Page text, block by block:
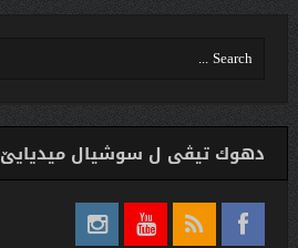
دهوك تیڤی ل سوشیال ميديایێ